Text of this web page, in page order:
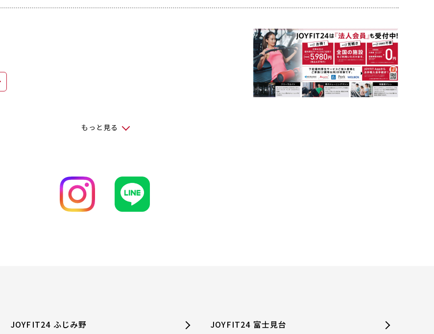
もっと見る
JOYFIT24 ふじみ野
JOYFIT24 富士見台